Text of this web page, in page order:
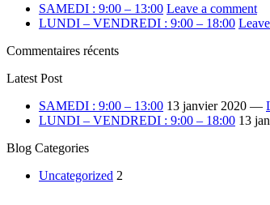
SAMEDI : 9:00 – 13:00 Leave a comment
LUNDI – VENDREDI : 9:00 – 18:00
Commentaires récents
Latest Post
SAMEDI : 9:00 – 13:00 13 janvier 2020 —
LUNDI – VENDREDI : 9:00 – 18:00 13
Blog Categories
Uncategorized 2